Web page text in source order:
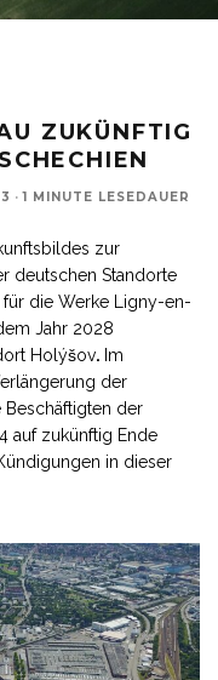
ZUKÜNFTIG
· 1 MINUTE LESEDAUER
zur
deutschen Standorte
die Werke Ligny-en-
Jahr 2028
Holýšov. Im
der
der
auf zukünftig Ende
in dieser